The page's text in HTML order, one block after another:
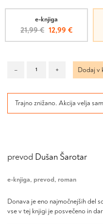
prevod Dušan Šarotar
e-knjiga, prevod, roman
Donava je eno najmočnejših del
vse v tej knjigi je posvečeno in
e-knjiga
21,99€ Izvirna
cena
21,99 €.
12,99 €Trenutna
cena
12,99 €.
– + Dodaj v
Trajno znižano. Akcija velja